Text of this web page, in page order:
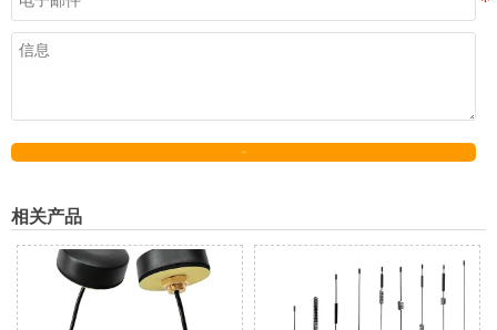
相关产品